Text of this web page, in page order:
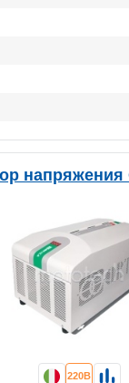
напряжения
220В